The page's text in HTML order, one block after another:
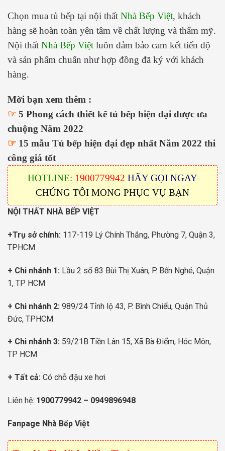
Chọn mua tủ bếp tại nội thất Nhà Bếp Việt, khách
hàng sẽ hoàn toàn yên tâm về chất lượng và thẩm mỹ.
Nội thất Nhà Bếp Việt luôn đảm bảo cam kết tiến độ
và sản phẩm chuẩn như hợp đồng đã ký với khách
hàng.
Mời bạn xem thêm :
☞ 5 Phong cách thiết kế tủ bếp hiện đại được ưa
chuộng Năm 2022
☞ 15 mẫu Tủ bếp hiện đại đẹp nhất Năm 2022 thi
công giá tốt
HOTLINE: 1900779942 HÃY GỌI NGAY
CHÚNG TÔI MONG PHỤC VỤ BẠN
NỘI THẤT NHÀ BẾP VIỆT
+Trụ sở chính: 117-119 Lý Chính Thắng, Phường 7, Quận 3,
TPHCM
+ Chi nhánh 1: Lầu 2 số 83 Bùi Thị Xuân, P. Bến Nghé, Quận
1, TP HCM
+ Chi nhánh 2: 989/24 Tỉnh lộ 43, P. Bình Chiểu, Quận Thủ
Đức, TPHCM
+ Chi nhánh 3: 59/21B Tiền Lân 15, Xã Bà Điểm, Hóc Môn,
TP HCM
+ Tất cả: Có chỗ đậu xe hơi
Liên hệ: 1900779942 – 0949896948
Fanpage Nhà Bếp Việt